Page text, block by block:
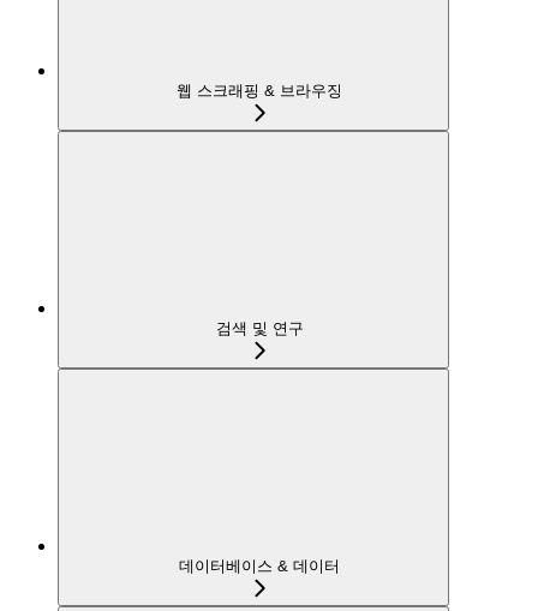
웹 스크래핑 & 브라우징
검색 및 연구
데이터베이스 & 데이터